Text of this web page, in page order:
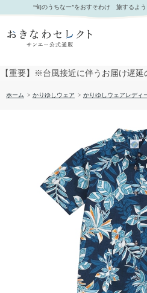
【送料無料】デイゴ柄 かりゆしウェア P-
“旬のうちなー”をおすそわけ 旅するよ
【重要】※台風接近に伴うお届け遅
ホーム > かりゆしウェア > かりゆしウェアレディ